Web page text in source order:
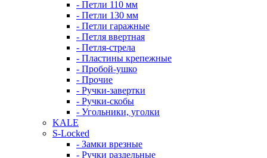
- Петли 110 мм
- Петли 130 мм
- Петли гаражные
- Петля ввертная
- Петля-стрела
- Пластины крепежные
- Пробой-ушко
- Прочие
- Ручки-завертки
- Ручки-скобы
- Угольники, уголки
KALE
S-Locked
- Замки врезные
- Ручки раздельные